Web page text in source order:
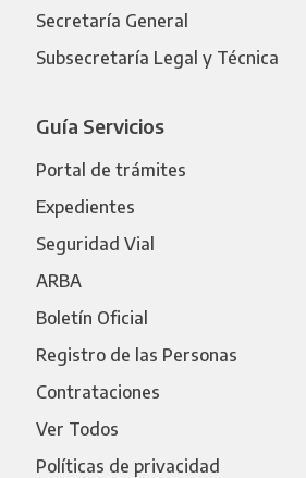
Secretaría General
Subsecretaría Legal y Técnica
Guía Servicios
Portal de trámites
Expedientes
Seguridad Vial
ARBA
Boletín Oficial
Registro de las Personas
Contrataciones
Ver Todos
Políticas de privacidad